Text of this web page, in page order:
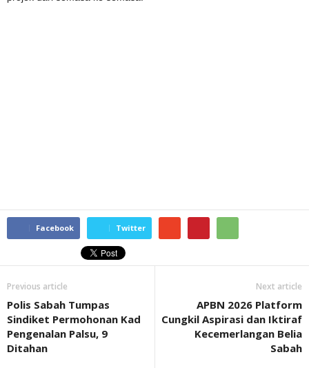
Facebook Twitter
Previous article
Polis Sabah Tumpas
Sindiket Permohonan Kad
Pengenalan Palsu, 9
Ditahan
Next article
APBN 2026 Platform
Cungkil Aspirasi dan Iktiraf
Kecemerlangan Belia
Sabah